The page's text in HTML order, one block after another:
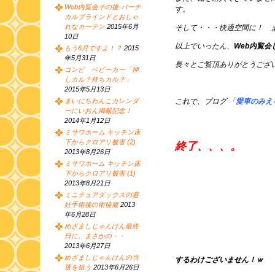
す。
そして・・・快適空間に！
以上でいったん、 Web内覧会
長々とご覧頂ありがとうござ
これで、ブログ 「愛車のみえ
終了、、、。
するわけございません！ｗ
Web内覧会その後-バーチ
カルブラインドとおしゃ
れなカーテン 2015年6月
10日
もう6月ですよ！？ 2015
年5月31日
コンビ ベビーカー「押
しカル？持ちカル？」
2015年5月13日
まいにちわんこカレンダ
ーにいおん掲載記念！
2014年1月12日
ミサワホーム キッチン床
下からクロアリ被害 (2)
2013年8月26日
ミサワホーム キッチン床
下からクロアリ被害 (1)
2013年8月21日
ミニチュアダックスの避
妊手術後の術後服 2013
年6月28日
めざましじゃんけん最終
日に、まさかの・・
2013年6月27日
めざましじゃんけんの当
選を狙う 2013年6月26日